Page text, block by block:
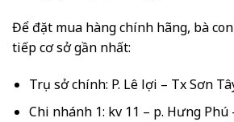
Để đặt mua hàng chính hãng, bà
tiếp cơ sở gần nhất:
Trụ sở chính: P. Lê lợi – Tx Sơn
Chi nhánh 1: kv 11 – p. Hưng Phú